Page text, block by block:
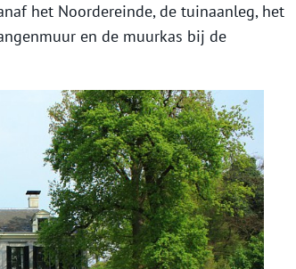
het Noordereinde, de tuinaanleg, het
en de muurkas bij de